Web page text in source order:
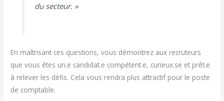
du secteur. »
En maîtrisant ces questions, vous démontrez aux recruteurs
que vous êtes un.e candidat.e compétent.e, curieux.se et prêt.e
à relever les défis. Cela vous rendra plus attractif pour le poste
de comptable.